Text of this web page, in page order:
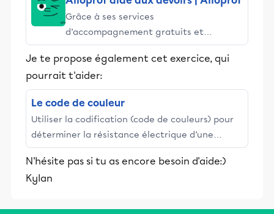
Grâce à ses services
d’accompagnement gratuits et
stimulants, Alloprof engage les élèves
et leurs parents dans la réussite
éducative.
Je te propose également cet exercice, qui
pourrait t'aider:
Le code de couleur
Utiliser la codification (code de couleurs) pour
déterminer la résistance électrique d’une
résistance.
N'hésite pas si tu as encore besoin d'aide:)
Kylan